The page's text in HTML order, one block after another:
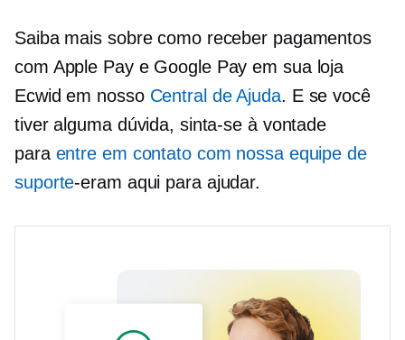
Saiba mais sobre como receber pagamentos
com Apple Pay e Google Pay em sua loja
Ecwid em nosso Central de Ajuda. E se você
tiver alguma dúvida, sinta-se à vontade
para entre em contato com nossa equipe de
suporte-eram aqui para ajudar.